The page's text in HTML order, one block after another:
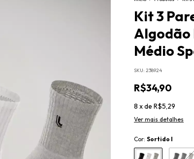
Kit 3
Algodão
Médio
SKU: 238924
R$34,90
8 xde R$5,29
Ver mais detalhes
Cor: Sortido I